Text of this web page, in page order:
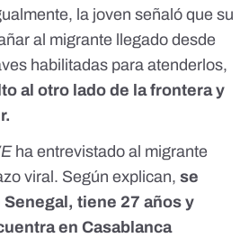
la joven señaló que su
al migrante llegado desde
habilitadas para atenderlos,
al otro lado de la frontera y
ha entrevistado al migrante
viral . Según explican, se
Senegal, tiene 27 años y
en Casablanca